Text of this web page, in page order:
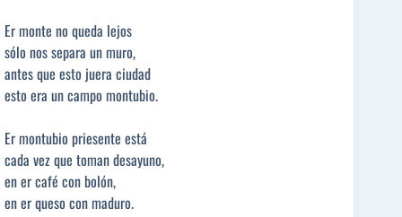
Er monte no queda lejos
sólo nos separa un muro,
antes que esto juera ciudad
esto era un campo montubio.
Er montubio priesente está
cada vez que toman desayuno,
en er café con bolón,
en er queso con maduro.